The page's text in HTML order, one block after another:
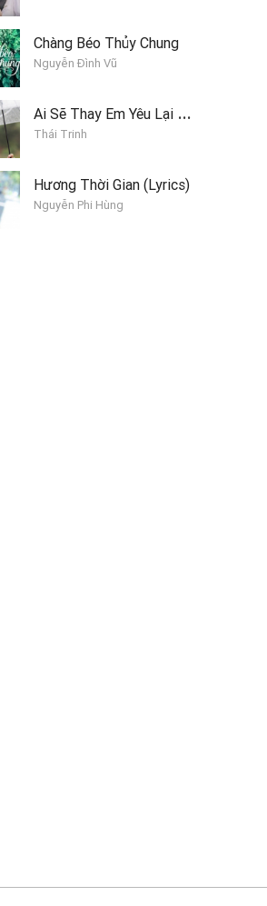
Chàng Béo Thủy Chung
Nguyễn Đình Vũ
A
i Sẽ Thay Em Yêu Lại Anh
Thái Trinh
Hương Thời Gian (Lyrics)
Nguyễn Phi Hùng